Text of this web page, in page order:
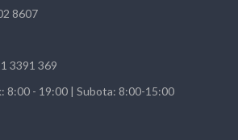
8607
3391 369
8:00 - 19:00 | Subota: 8:00-15:00